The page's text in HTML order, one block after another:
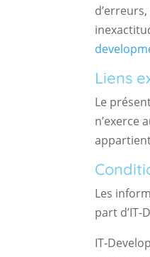
Liens
Le
n’exerce
Les
part
IT-